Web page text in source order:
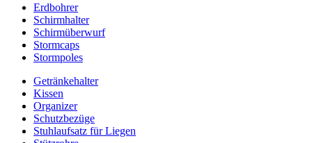
Erdbohrer
Schirmhalter
Schirmüberwurf
Stormcaps
Stormpoles
Getränkehalter
Kissen
Organizer
Schutzbezüge
Stuhlaufsatz für Liegen